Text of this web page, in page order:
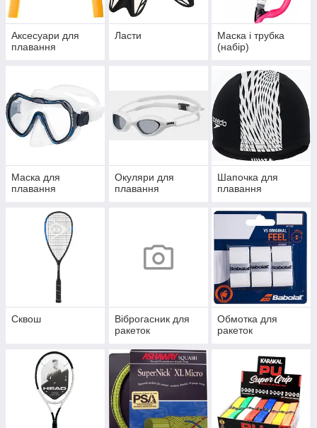
Аксесуари для
плавання
Ласти
Маска і трубка
(набір)
Маска для
плавання
Окуляри для
плавання
Шапочка для
плавання
Сквош
Віброгасник для
ракеток
Обмотка для
ракеток